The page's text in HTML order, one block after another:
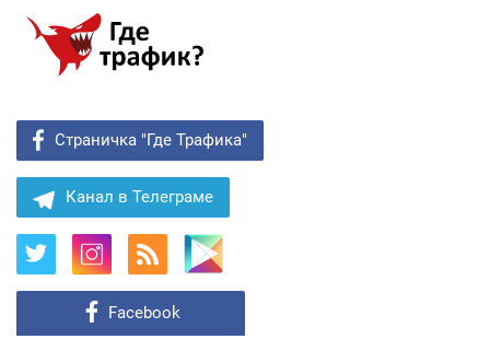
Страничка "Где Трафика"
Канал в Телеграме
Facebook